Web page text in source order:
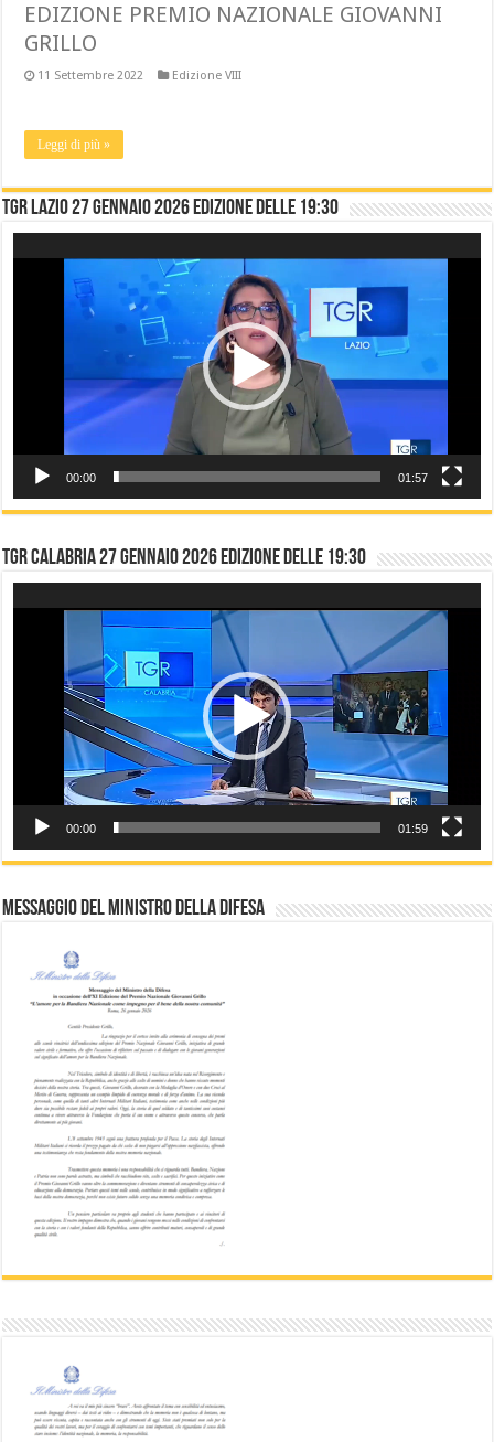
EDIZIONE PREMIO NAZIONALE GIOVANNI
GRILLO
11 Settembre 2022 Edizione VIII
Leggi di più »
TGR LAZIO 27 gennaio 2026 edizione delle 19:30
Player
00:00 01:57
TGR CALABRIA 27 gennaio 2026 edizione delle 19:30
Player
00:00 01:59
Messaggio del Ministro della difesa